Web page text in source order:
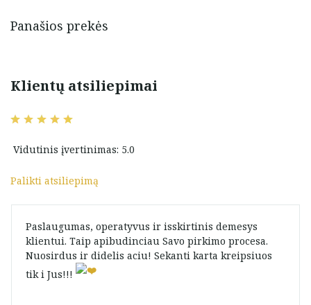
Panašios prekės
Klientų atsiliepimai
Vidutinis įvertinimas: 5.0
Palikti atsiliepimą
Paslaugumas, operatyvus ir isskirtinis demesys
klientui. Taip apibudinciau Savo pirkimo procesa.
Nuosirdus ir didelis aciu! Sekanti karta kreipsiuos
tik i Jus!!!